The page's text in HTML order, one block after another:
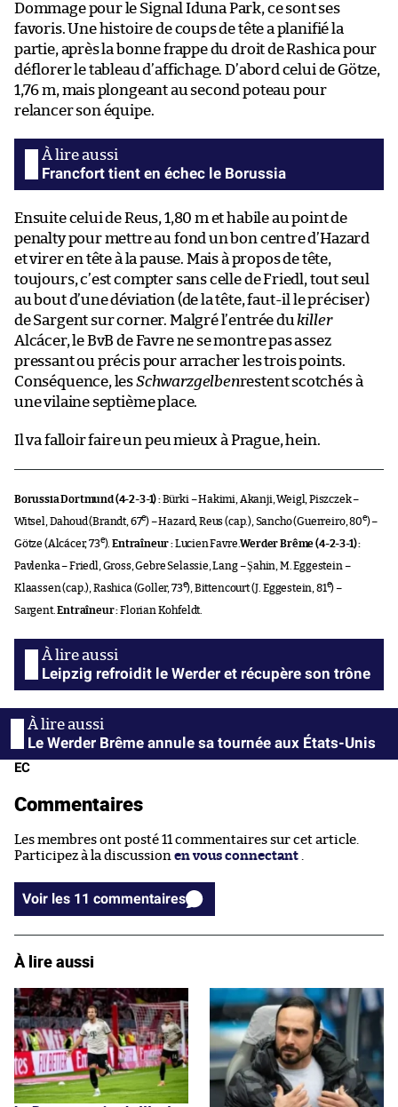
Dommage pour le Signal Iduna Park, ce sont ses
favoris. Une histoire de coups de tête a planifié la
partie, après la bonne frappe du droit de Rashica pour
déflorer le tableau d’affichage. D’abord celui de Götze,
1,76 m, mais plongeant au second poteau pour
relancer son équipe.
Francfort tient en échec le Borussia
Ensuite celui de Reus, 1,80 m et habile au point de
penalty pour mettre au fond un bon centre d’Hazard
et virer en tête à la pause. Mais à propos de tête,
toujours, c’est compter sans celle de Friedl, tout seul
au bout d’une déviation (de la tête, faut-il le préciser)
de Sargent sur corner. Malgré l’entrée du killer
Alcácer, le BvB de Favre ne se montre pas assez
pressant ou précis pour arracher les trois points.
Conséquence, lesSchwarzgelbenrestent scotchés à
une vilaine septième place.
Il va falloir faire un peu mieux à Prague, hein.
Borussia Dortmund (4-2-3-1) :Bürki – Hakimi, Akanji, Weigl, Piszczek –
Witsel, Dahoud (Brandt, 67e) – Hazard, Reus (cap.), Sancho (Guerreiro, 80e) –
Götze (Alcácer, 73e).Entraîneur :Lucien Favre.Werder Brême (4-2-3-1) :
Pavlenka – Friedl, Gross, Gebre Selassie, Lang – Şahin, M. Eggestein –
Klaassen (cap.), Rashica (Goller, 73e), Bittencourt (J. Eggestein, 81e) –
Sargent.Entraîneur :Florian Kohfeldt.
Leipzig refroidit le Werder et récupère son trône
Le Werder Brême annule sa tournée aux États-Unis
EC
Commentaires
Les membres ont posté 11 commentaires sur cet article.
Participez à la discussion en vous connectant .
Voir les 11 commentaires
À lire aussi